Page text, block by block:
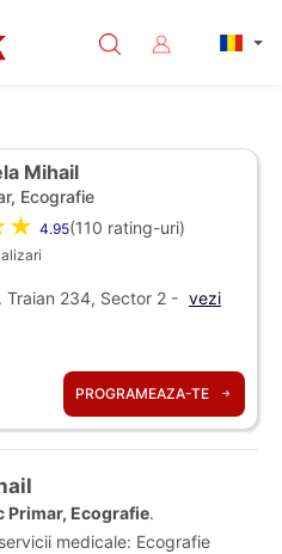
Mihail
Ecografie
4.95(110 rating-uri)
Traian 234, Sector 2 - vezi
PROGRAMEAZA-TE
Primar, Ecografie.
medicale: Ecografie